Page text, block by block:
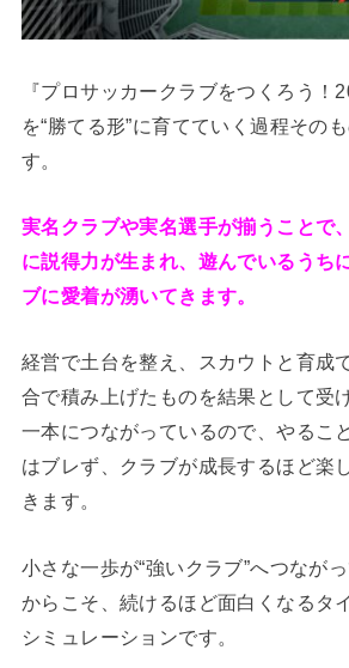
『プロサッカークラブをつくろう！
を“勝てる形”に育てていく過程その
す。
実名クラブや実名選手が揃うことで
に説得力が生まれ、遊んでいるうち
ブに愛着が湧いてきます。
経営で土台を整え、スカウトと育成
合で積み上げたものを結果として受
一本につながっているので、やるこ
はブレず、クラブが成長するほど楽
きます。
小さな一歩が“強いクラブ”へつなが
からこそ、続けるほど面白くなるタ
シミュレーションです。